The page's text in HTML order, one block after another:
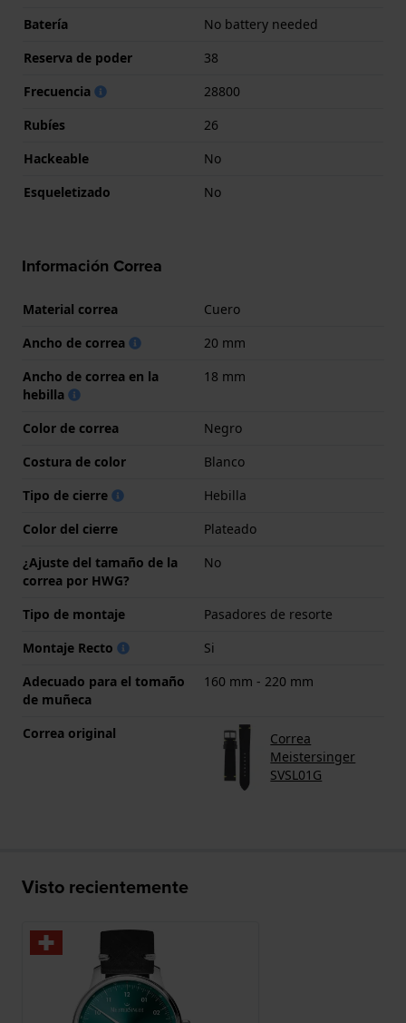
Batería
No battery needed
Reserva de poder
38
Frecuencia
28800
Rubíes
26
Hackeable
No
Esqueletizado
No
Información Correa
Material correa
Cuero
Ancho de correa
20 mm
Ancho de correa en la
hebilla
18 mm
Color de correa
Negro
Costura de color
Blanco
Tipo de cierre
Hebilla
Color del cierre
Plateado
¿Ajuste del tamaño de la
correa por HWG?
No
Tipo de montaje
Pasadores de resorte
Montaje Recto
Si
Adecuado para el tomaño
de muñeca
160 mm - 220 mm
Correa original
Correa
Meistersinger
SVSL01G
Visto recientemente